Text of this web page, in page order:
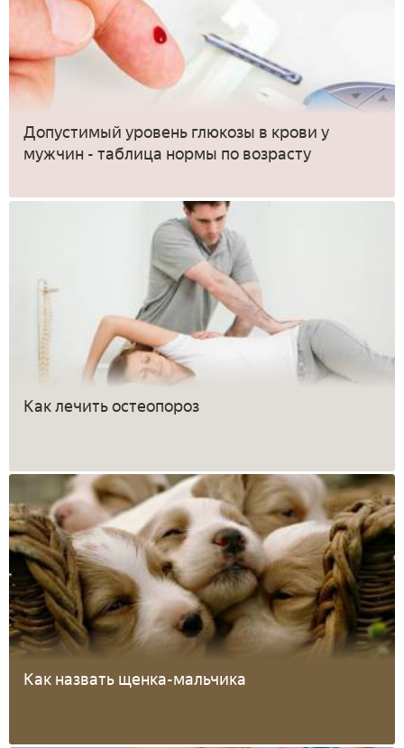
Допустимый уровень глюкозы в крови у
мужчин - таблица нормы по возрасту
Как лечить остеопороз
Как назвать щенка-мальчика